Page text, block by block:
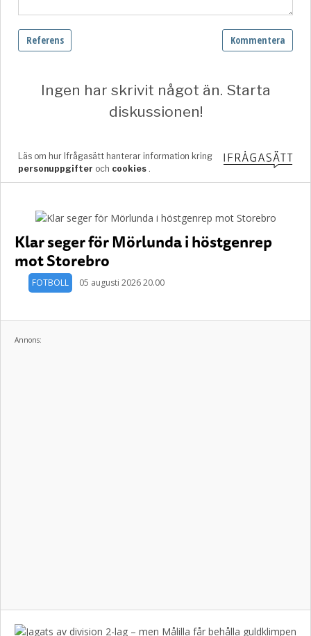
Klar seger för Mörlunda i höstgenrep
mot Storebro
FOTBOLL 05 augusti 2026 20.00
Annons: